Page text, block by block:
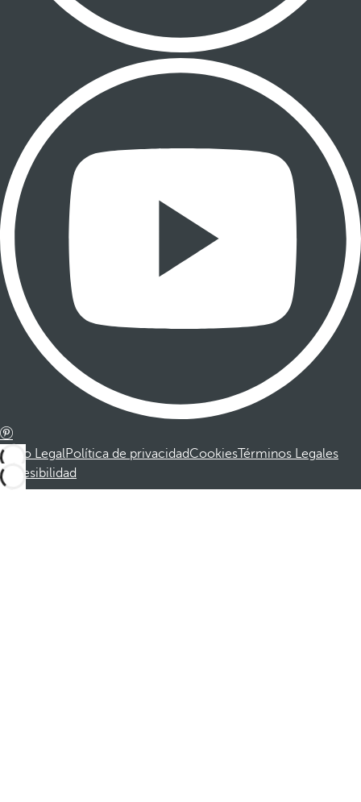
Aviso LegalPolítica de privacidadCookies Términos Legales
Accesibilidad